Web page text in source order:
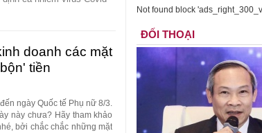
doanh các mặt
tiền
ngày Quốc tế Phụ nữ 8/3.
này chưa? Hãy tham khảo
bởi chắc chắc những mặt
Not found block
ĐỐI THOẠI